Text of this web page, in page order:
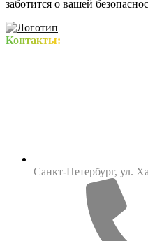
заботится о вашей
Контакты:
Санкт-Петербург, ул.